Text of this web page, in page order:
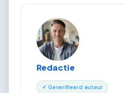
Redactie
✓ Geverifieerd auteur